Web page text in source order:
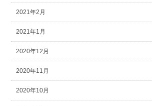
2021年2月
2021年1月
2020年12月
2020年11月
2020年10月